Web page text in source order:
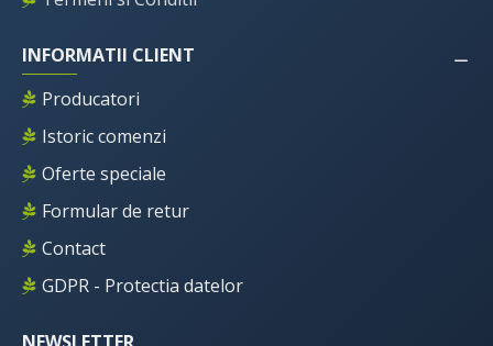
INFORMATII CLIENT
Producatori
Istoric comenzi
Oferte speciale
Formular de retur
Contact
GDPR - Protectia datelor